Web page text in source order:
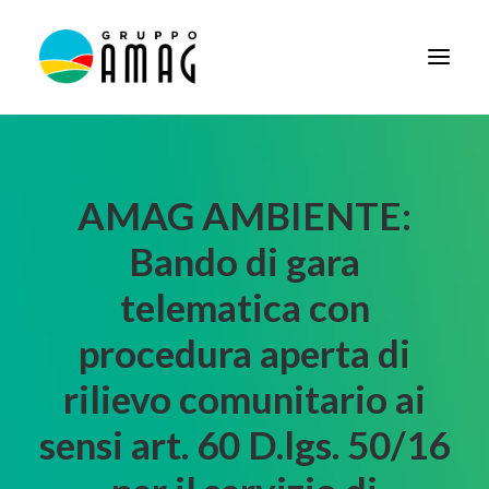
IL GRUPPO
BANDI E AVVISI
SOCIETÀ TRASPARENTE
NEWS
CONTATTI
FORNITORI
AMAG AMBIENTE:
Bando di gara
telematica con
procedura aperta di
rilievo comunitario ai
sensi art. 60 D.lgs. 50/16